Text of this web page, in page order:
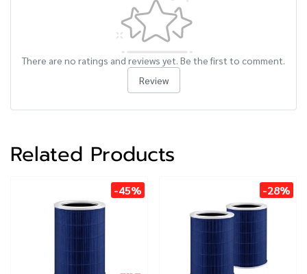
There are no ratings and reviews yet. Be the first to comment.
Review
Related Products
-45% -28%